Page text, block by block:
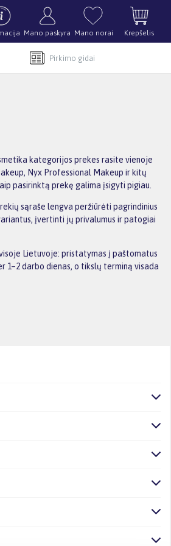
Mano paskyra Mano norai Krepšelis
Pirkimo gidai
kategorijos prekes rasite vienoje
Nyx Professional Makeup ir kitų
pasirinktą prekę galima įsigyti pigiau.
sąraše lengva peržiūrėti pagrindinius
įvertinti jų privalumus ir patogiai
Lietuvoje: pristatymas į paštomatus
1–2 darbo dienas, o tikslų terminą visada